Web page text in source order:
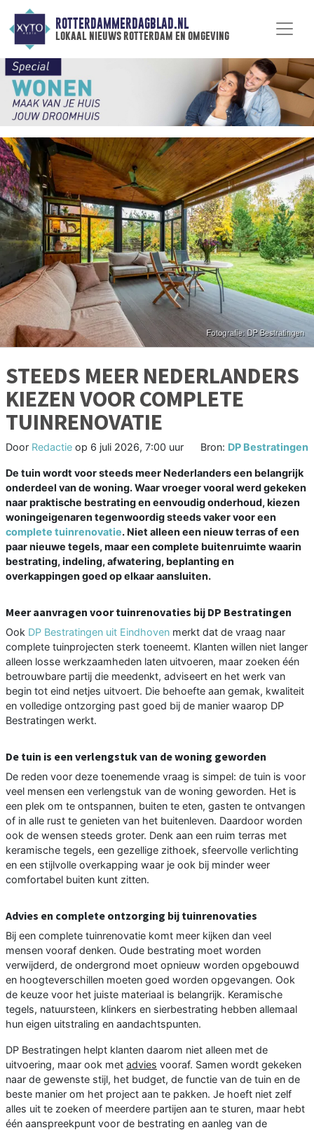
ROTTERDAMMERDAGBLAD.NL
lokaal nieuws rotterdam en omgeving
STEEDS MEER NEDERLANDERS
KIEZEN VOOR COMPLETE
TUINRENOVATIE
Door Redactie op 6 juli 2026, 7:00 uur Bron: DP Bestratingen
De tuin wordt voor steeds meer Nederlanders een belangrijk
onderdeel van de woning. Waar vroeger vooral werd gekeken
naar praktische bestrating en eenvoudig onderhoud, kiezen
woningeigenaren tegenwoordig steeds vaker voor een
complete tuinrenovatie. Niet alleen een nieuw terras of een
paar nieuwe tegels, maar een complete buitenruimte waarin
bestrating, indeling, afwatering, beplanting en
overkappingen goed op elkaar aansluiten.
Meer aanvragen voor tuinrenovaties bij DP Bestratingen
Ook DP Bestratingen uit Eindhoven merkt dat de vraag naar
complete tuinprojecten sterk toeneemt. Klanten willen niet langer
alleen losse werkzaamheden laten uitvoeren, maar zoeken één
betrouwbare partij die meedenkt, adviseert en het werk van
begin tot eind netjes uitvoert. Die behoefte aan gemak, kwaliteit
en volledige ontzorging past goed bij de manier waarop DP
Bestratingen werkt.
De tuin is een verlengstuk van de woning geworden
De reden voor deze toenemende vraag is simpel: de tuin is voor
veel mensen een verlengstuk van de woning geworden. Het is
een plek om te ontspannen, buiten te eten, gasten te ontvangen
of in alle rust te genieten van het buitenleven. Daardoor worden
ook de wensen steeds groter. Denk aan een ruim terras met
keramische tegels, een gezellige zithoek, sfeervolle verlichting
en een stijlvolle overkapping waar je ook bij minder weer
comfortabel buiten kunt zitten.
Advies en complete ontzorging bij tuinrenovaties
Bij een complete tuinrenovatie komt meer kijken dan veel
mensen vooraf denken. Oude bestrating moet worden
verwijderd, de ondergrond moet opnieuw worden opgebouwd
en hoogteverschillen moeten goed worden opgevangen. Ook
de keuze voor het juiste materiaal is belangrijk. Keramische
tegels, natuursteen, klinkers en sierbestrating hebben allemaal
hun eigen uitstraling en aandachtspunten.
DP Bestratingen helpt klanten daarom niet alleen met de
uitvoering, maar ook met advies vooraf. Samen wordt gekeken
naar de gewenste stijl, het budget, de functie van de tuin en de
beste manier om het project aan te pakken. Je hoeft niet zelf
alles uit te zoeken of meerdere partijen aan te sturen, maar hebt
één aanspreekpunt voor de bestrating en aanleg van de